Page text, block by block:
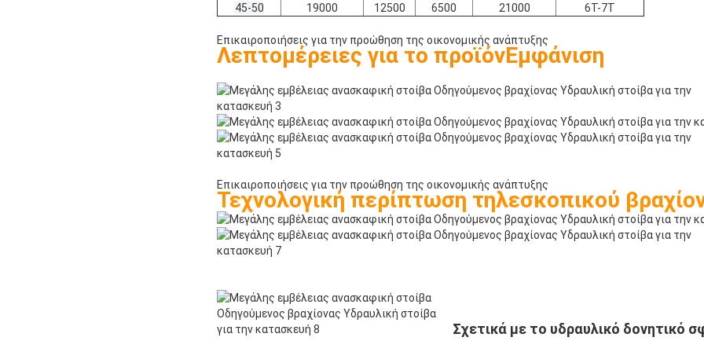
45-50
19000 12500 6500 21000 6Τ-7Τ
Επικαιροποιήσεις για την προώθηση της οικονομικής ανάπτυξης
Λεπτομέρειες για το προϊόνΕμφάνιση
Επικαιροποιήσεις για την προώθηση της οικονομικής ανάπτυξης
Τεχνολογική περίπτωση τηλεσκοπικού
Σχετικά με το υδραυλικό δονητικό